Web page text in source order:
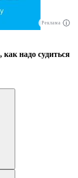
Реклама
надо судиться